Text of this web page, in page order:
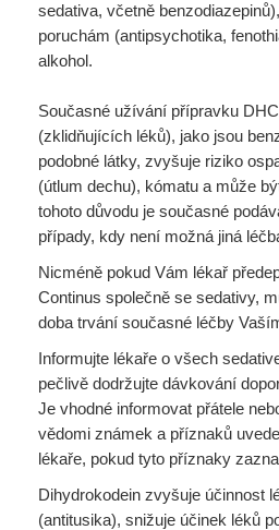
sedativa, včetně
poruchám (antipsychotika,
alkohol.
Současné užívání přípravku
(zklidňujících léků), jako jsou
podobné látky, zvyšuje riziko
(útlum dechu), kómatu a může
tohoto důvodu je současné
případy, kdy není možná jiná
Nicméně pokud Vám lékař
Continus společně se sedativy,
doba trvání současné léčby
Informujte lékaře o všech
pečlivě dodržujte dávkování
Je vhodné informovat přátele
vědomi známek a příznaků
lékaře, pokud tyto příznaky
Dihydrokodein zvyšuje účinnost
(antitusika), snižuje účinek léků